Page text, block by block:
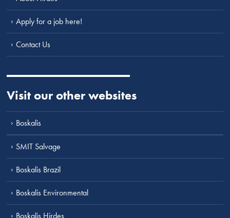
Apply for a job here!
Contact Us
Visit our other websites
Boskalis
SMIT Salvage
Boskalis Brazil
Boskalis Environmental
Boskalis Hirdes